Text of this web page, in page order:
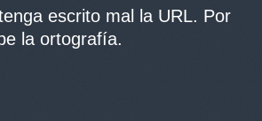
escrito mal la URL. Por
la ortografía.